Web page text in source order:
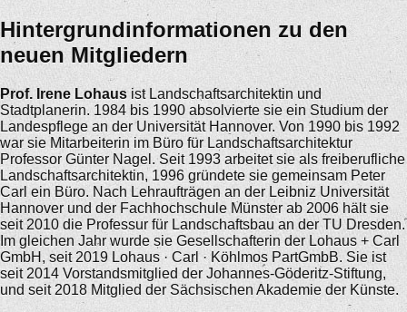
Hintergrundinformationen zu den
neuen Mitgliedern
Prof. Irene Lohaus ist Landschaftsarchitektin und
Stadtplanerin. 1984 bis 1990 absolvierte sie ein Studium der
Landespflege an der Universität Hannover. Von 1990 bis 1992
war sie Mitarbeiterin im Büro für Landschaftsarchitektur
Professor Günter Nagel. Seit 1993 arbeitet sie als freiberufliche
Landschaftsarchitektin, 1996 gründete sie gemeinsam Peter
Carl ein Büro. Nach Lehraufträgen an der Leibniz Universität
Hannover und der Fachhochschule Münster ab 2006 hält sie
seit 2010 die Professur für Landschaftsbau an der TU Dresden.
Im gleichen Jahr wurde sie Gesellschafterin der Lohaus + Carl
GmbH, seit 2019 Lohaus · Carl · Köhlmos PartGmbB. Sie ist
seit 2014 Vorstandsmitglied der Johannes-Göderitz-Stiftung,
und seit 2018 Mitglied der Sächsischen Akademie der Künste.